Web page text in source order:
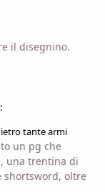
il disegnino.
tante armi
un pg che
una trentina di
shortsword, oltre